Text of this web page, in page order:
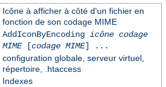
Icône à afficher à côté d'un fichier en
fonction de son codage MIME
AddIconByEncoding icône codage
MIME[codage MIME] ...
configuration globale, serveur virtuel,
répertoire, .htaccess
Indexes